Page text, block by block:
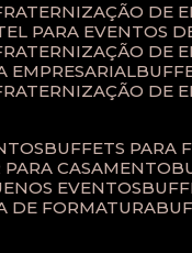
DE
PARA EVENTOS
DE
EMPRESARIAL
DE
BUFFETS PARA
PARA CASAMENTO
EVENTOS
DE FORMATURA